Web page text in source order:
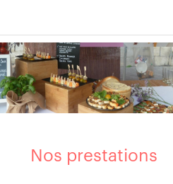
Nos prestations